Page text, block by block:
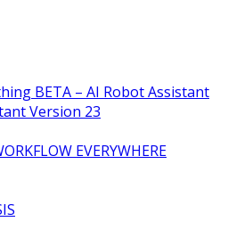
BETA – AI Robot Assistant
Version 23
EVERYWHERE